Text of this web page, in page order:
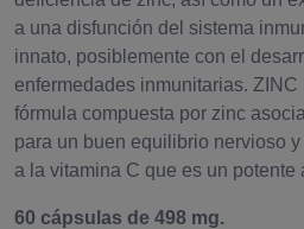
a una disfunción del sistema
innato, posiblemente con el
enfermedades inmunitarias.
fórmula compuesta por zinc
para un buen equilibrio nervioso
a la vitamina C que es un potente
60 cápsulas de 498 mg.